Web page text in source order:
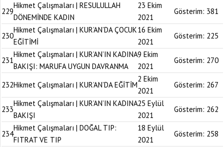
229
Hikmet Çalışmaları | RESULULLAH
DÖNEMİNDE KADIN
23 Ekim
2021
Gösterim: 381
230
Hikmet Çalışmaları | KUR’AN’DA ÇOCUK
EĞİTİMİ
16 Ekim
2021
Gösterim: 225
231
Hikmet Çalışmaları | KUR’AN’IN KADINA
BAKIŞI: MARUFA UYGUN DAVRANMA
9 Ekim
2021
Gösterim: 270
232Hikmet Çalışmaları | KUR’AN’DA EĞİTİM
2 Ekim
2021
Gösterim: 267
233
Hikmet Çalışmaları | KUR’AN’IN KADINA
BAKIŞI
25 Eylül
2021
Gösterim: 262
234
Hikmet Çalışmaları | DOĞAL TIP:
FITRAT VE TIP
18 Eylül
2021
Gösterim: 258